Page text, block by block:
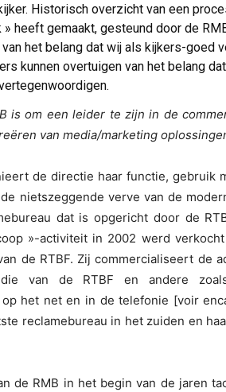
Historisch overzicht van een
» heeft gemaakt, gesteund door de
het belang dat wij als kijkers-goed
kunnen overtuigen van het belang
is om een leider te zijn in de
van media/marketing
de directie haar functie, gebruik
nietszeggende verve van de
dat is opgericht door de
»-activiteit in 2002 werd
de RTBF. Zij commercialiseert de
van de RTBF en andere
het net en in de telefonie [voir
reclamebureau in het zuiden en
de RMB in het begin van de jaren